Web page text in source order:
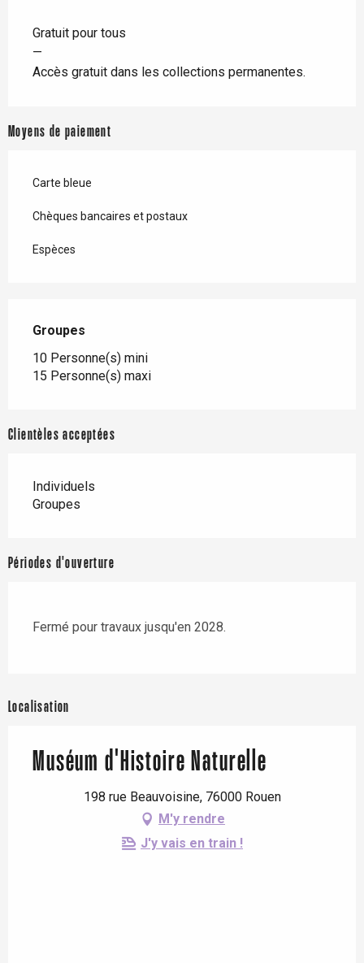
Gratuit pour tous
—
Accès gratuit dans les collections permanentes.
Moyens de paiement
Carte bleue
Chèques bancaires et postaux
Espèces
Groupes
Groupes
10 Personne(s) mini
15 Personne(s) maxi
Clientèles acceptées
Individuels
Groupes
Périodes d'ouverture
Fermé pour travaux jusqu'en 2028.
Localisation
Muséum d'Histoire Naturelle
198 rue Beauvoisine, 76000 Rouen
M'y rendre
J'y vais en train !